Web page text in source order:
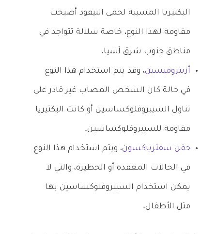
البكتيريا المسببة لحمى التيفود أصبحت
مقاومة لهذا النوع، خاصة سلالة تتواجد في
مناطق جنوب شرق آسيا.
أزيثروميسين، وقد يتم استخدام هذا النوع
في حالة كان الشخص المصاب غير قادر على
تناول السيبروفلوكساسين أو كانت البكتيريا
مقاومة للسيبروفلوكساسين.
حقن سفترياكسون، ويتم استخدام هذا النوع
في الحالات المعقدة أو الخطيرة، والتي لا
يمكن استخدام السيبروفلوكساسين بها
مثل الأطفال.